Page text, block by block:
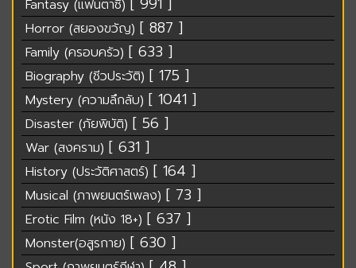
Fantasy (แฟนตาซี)
Horror (สยองขวัญ) [ 887 ]
Family (ครอบครัว) [ 633 ]
Biography (ชีวประวัติ) [ 175 ]
Mystery (ความลึกลับ) [ 1041 ]
Disaster (ภัยพิบัติ) [ 56 ]
War (สงคราม) [ 631 ]
History (ประวัติศาสตร์) [ 164 ]
Musical (ภาพยนตร์เพลง) [ 73 ]
Erotic Film (หนัง 18+) [ 637 ]
Monster(อสูรกาย) [ 630 ]